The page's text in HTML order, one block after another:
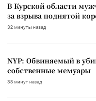
В Курской области
за взрыва поднятой
32 минуты назад
NYP: Обвиняемый в
собственные мемуары
38 минут назад